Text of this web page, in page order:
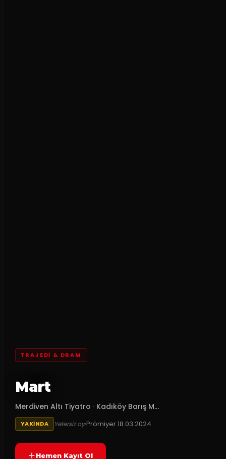
TRAJEDI & DRAM
Mart
Merdiven Altı Tiyatro · Kadıköy Barış M...
YAKINDA Yetersiz oyPrömiyer18.03.2024
Hemen Kayıt Ol